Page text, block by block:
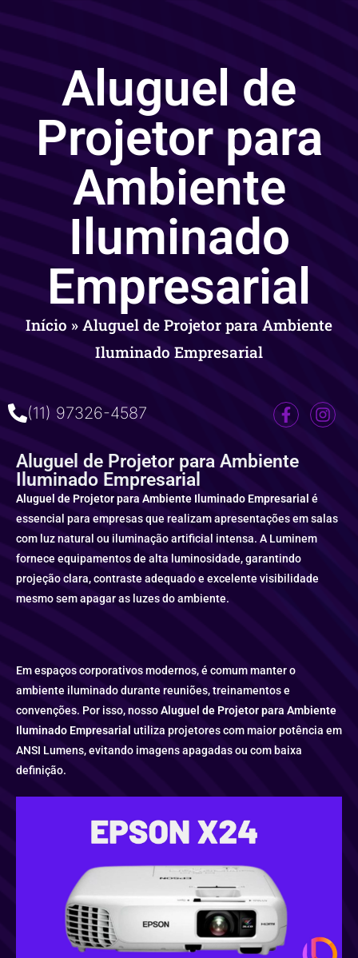
Aluguel de
Projetor para
Ambiente
Iluminado
Empresarial
Início » Aluguel de Projetor para Ambiente
Iluminado Empresarial
(11) 97326-4587
Aluguel de Projetor para Ambiente
Iluminado Empresarial
Aluguel de Projetor para Ambiente Iluminado Empresarial é
essencial para empresas que realizam apresentações em salas
com luz natural ou iluminação artificial intensa. A Luminem
fornece equipamentos de alta luminosidade, garantindo
projeção clara, contraste adequado e excelente visibilidade
mesmo sem apagar as luzes do ambiente.
Em espaços corporativos modernos, é comum manter o
ambiente iluminado durante reuniões, treinamentos e
convenções. Por isso, nossoAluguel de Projetor para Ambiente
Iluminado Empresarial utiliza projetores com maior potência em
ANSI Lumens, evitando imagens apagadas ou com baixa
definição.